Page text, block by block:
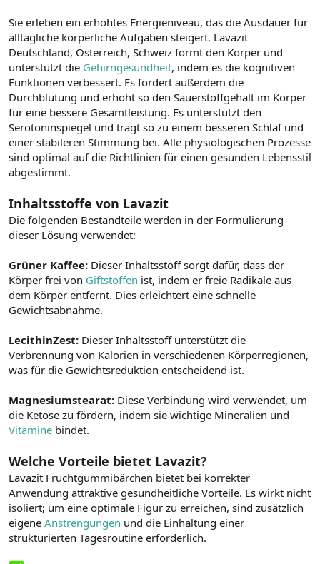
Sie erleben ein erhöhtes Energieniveau, das die Ausdauer für
alltägliche körperliche Aufgaben steigert. Lavazit
Deutschland, Österreich, Schweiz formt den Körper und
unterstützt die Gehirngesundheit, indem es die kognitiven
Funktionen verbessert. Es fördert außerdem die
Durchblutung und erhöht so den Sauerstoffgehalt im Körper
für eine bessere Gesamtleistung. Es unterstützt den
Serotoninspiegel und trägt so zu einem besseren Schlaf und
einer stabileren Stimmung bei. Alle physiologischen Prozesse
sind optimal auf die Richtlinien für einen gesunden Lebensstil
abgestimmt.
Inhaltsstoffe von Lavazit
Die folgenden Bestandteile werden in der Formulierung
dieser Lösung verwendet:
Grüner Kaffee: Dieser Inhaltsstoff sorgt dafür, dass der
Körper frei von Giftstoffen ist, indem er freie Radikale aus
dem Körper entfernt. Dies erleichtert eine schnelle
Gewichtsabnahme.
LecithinZest: Dieser Inhaltsstoff unterstützt die
Verbrennung von Kalorien in verschiedenen Körperregionen,
was für die Gewichtsreduktion entscheidend ist.
Magnesiumstearat: Diese Verbindung wird verwendet, um
die Ketose zu fördern, indem sie wichtige Mineralien und
Vitamine bindet.
Welche Vorteile bietet Lavazit?
Lavazit Fruchtgummibärchen bietet bei korrekter
Anwendung attraktive gesundheitliche Vorteile. Es wirkt nicht
isoliert; um eine optimale Figur zu erreichen, sind zusätzlich
eigene Anstrengungen und die Einhaltung einer
strukturierten Tagesroutine erforderlich.